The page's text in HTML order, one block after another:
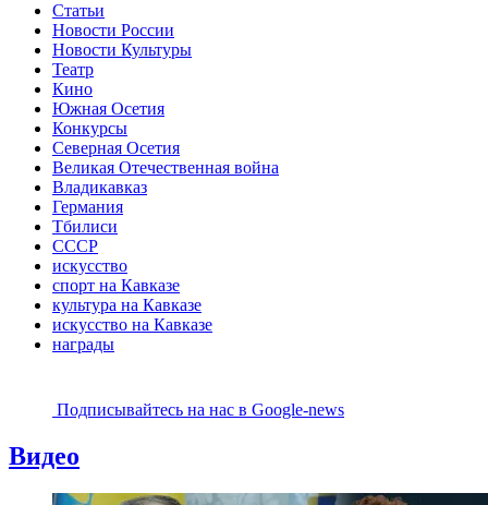
Статьи
Новости России
Новости Культуры
Театр
Кино
Южная Осетия
Конкурсы
Северная Осетия
Великая Отечественная война
Владикавказ
Германия
Тбилиси
СССР
искусство
спорт на Кавказе
культура на Кавказе
искусство на Кавказе
награды
Подписывайтесь на наc в Google-news
Видео